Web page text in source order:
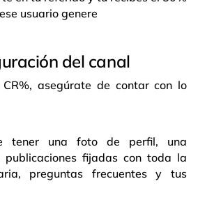
usuario genere
del canal
asegúrate de contar con lo
tener una foto de perfil, una
fijadas con toda la
preguntas frecuentes y tus